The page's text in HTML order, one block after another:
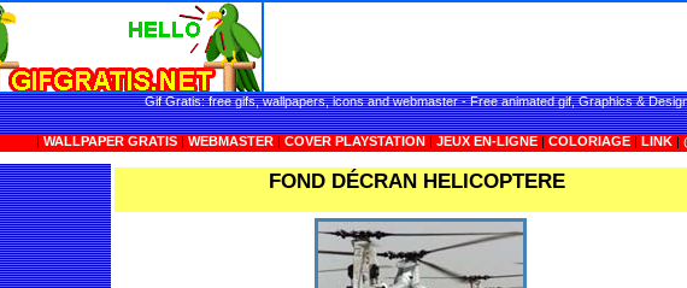
Gif Gratis: free gifs, wallpapers, icons and webmaster - Free animated gif, Graphics &
| WALLPAPER GRATIS | WEBMASTER | COVER PLAYSTATION | JEUX EN-LIGNE | COLORIAGE | LINK |
FOND DÉCRAN HELICOPTERE